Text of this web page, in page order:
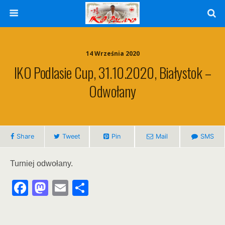
14 Września 2020
IKO Podlasie Cup, 31.10.2020, Białystok –
Odwołany
Share Tweet Pin Mail SMS
Turniej odwołany.
F
M E